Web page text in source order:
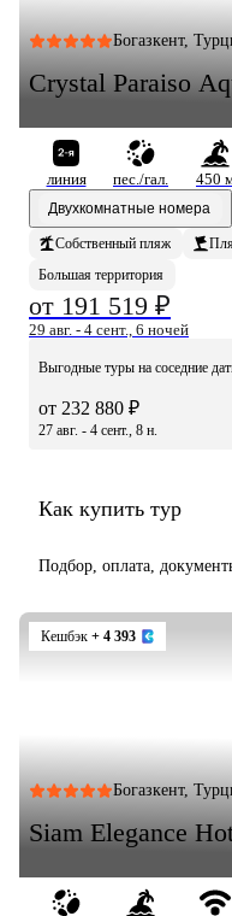
Богазкент,
Crystal Paraiso
линия пес./гал. 450
Двухкомнатные номера
Собственный пляж
Большая территория
от 191 519 ₽
29 авг. - 4 сент., 6 ночей
Выгодные туры на соседние
от 232 880 ₽
27 авг. - 4 сент., 8 н.
Как купить тур
Подбор, оплата,
Кешбэк + 4 393
Богазкент,
Siam Elegance